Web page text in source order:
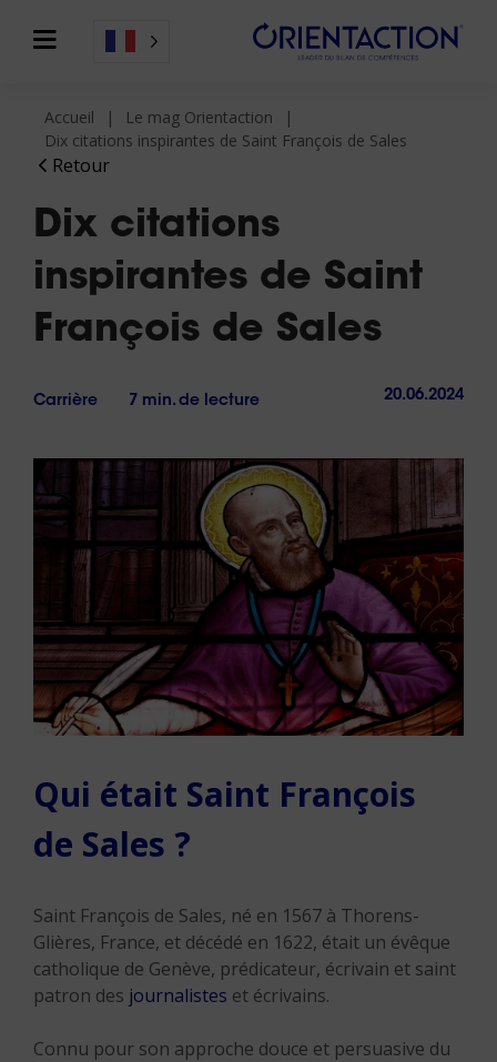
Retour
Accueil
Le mag Orientaction
Dix citations inspirantes de Saint François de Sales
Dix citations
inspirantes de Saint
François de Sales
Carrière 7 min. de lecture 20.06.2024
Qui était Saint François
de Sales ?
Saint François de Sales, né en 1567 à Thorens-
Glières, France, et décédé en 1622, était un évêque
catholique de Genève, prédicateur, écrivain et saint
patron des journalistes et écrivains.
Connu pour son approche douce et persuasive du